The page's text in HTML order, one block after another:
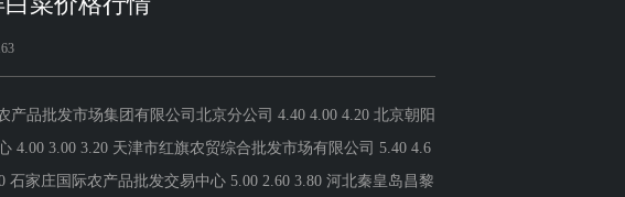
农产品物流有限公司 4.00 3.00 3.40 江西永丰县蔬菜批发市场 -- -- 2.80 山东章丘刁镇蔬菜批发市场 4.00 2.00 3.00 青岛抚顺路蔬菜副食品批发市场股份有限公司 7.00 5.00 6.00 青岛东庄头蔬菜批发市场有限公司 3.20 1.00 2.80 青岛市城阳蔬菜水产品批发市场有限公司 6.60 4.00 6.00 山东青岛黄河路农产品批发市场 7.00 7.00 7.00 滕州市农副产品物流中心有限公司 4.00 0.22 0.60 中国寿光地利农产品物流园有限公司 2.90 1.70 2.34 山东威海市农副产品批发市场 4.00 3.60 4.00 山东德州黑马农贸水产批发市场 4.00 1.80 3.40 河南万邦国际农产品物流股份有限公司 2.80 2.60 2.70 河南内黄果蔬城有限公司 -- -- 4.40 河南濮阳宏进农副产品批发市场有限公司（原河南濮阳蔬菜瓜果批发市场） -- -- 2.00 三门峡金河农产品批发交易中心 2.80 2.40 2.60 河南商丘市农产品中心批发市场 3.10 2.30 2.70 河南金牛大别山农产品现代物流中心 5.00 0.50 3.80 武汉白沙洲农副产品大市场有限公司 4.50 3.00 3.75 湖北襄樊市蔬菜批发市场 -- -- 3.00 湖北鄂州市蟠龙农产品批发市场 2.90 2.50 2.50 湖北省洪湖农贸市场 5.40 3.20 4.20 湖北黄商集团股份有限公司 8.00 7.20 7.60 湖北浠水农产品批发市场 6.80 5.40 6.10 潜江市四季友农产品市场有限公司 4.00 3.00 3.00 长沙马王堆农产品股份有限公司 3.60 3.00 3.30 湖南邵阳市江北农产品批发有限责任公司 4.20 3.60 4.00 广州江南果菜批发市场经营管理有限公司 4.80 1.80 2.75 广东汕头农副产品批发中心市场 3.20 1.80 2.50 广西新柳邕农产品批发市场有限公司 3.60 2.40 3.00 重庆双福国际农贸城